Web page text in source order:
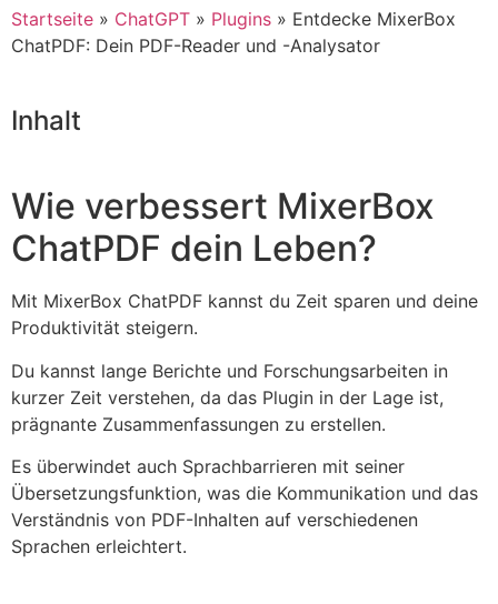
Startseite » ChatGPT » Plugins » Entdecke MixerBox
ChatPDF: Dein PDF-Reader und -Analysator
Inhalt
Wie verbessert MixerBox
ChatPDF dein Leben?
Mit MixerBox ChatPDF kannst du Zeit sparen und deine
Produktivität steigern.
Du kannst lange Berichte und Forschungsarbeiten in
kurzer Zeit verstehen, da das Plugin in der Lage ist,
prägnante Zusammenfassungen zu erstellen.
Es überwindet auch Sprachbarrieren mit seiner
Übersetzungsfunktion, was die Kommunikation und das
Verständnis von PDF-Inhalten auf verschiedenen
Sprachen erleichtert.